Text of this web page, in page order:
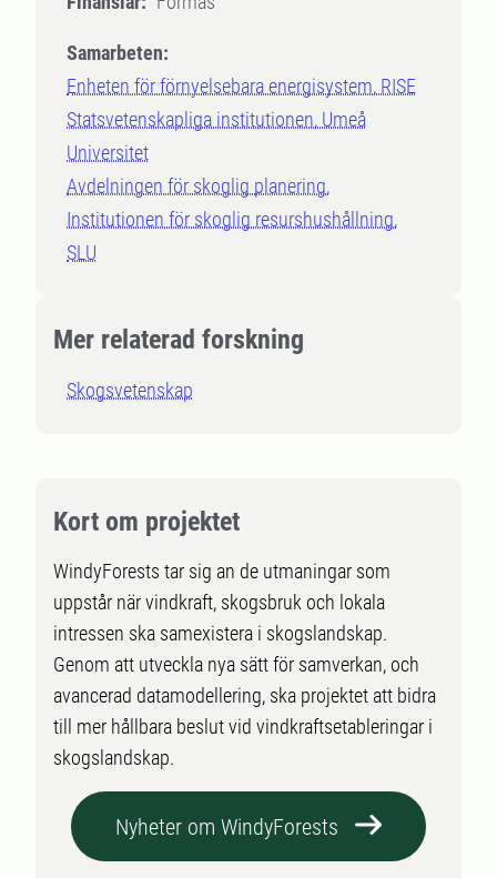
Samarbeten:
Enheten för förnyelsebara energisystem, RISE
Statsvetenskapliga institutionen, Umeå
Universitet
Avdelningen för skoglig planering,
Institutionen för skoglig resurshushållning,
SLU
Mer relaterad forskning
Skogsvetenskap
Kort om projektet
WindyForests tar sig an de utmaningar som
uppstår när vindkraft, skogsbruk och lokala
intressen ska samexistera i skogslandskap.
Genom att utveckla nya sätt för samverkan, och
avancerad datamodellering, ska projektet att bidra
till mer hållbara beslut vid vindkraftsetableringar i
skogslandskap.
Nyheter om WindyForests